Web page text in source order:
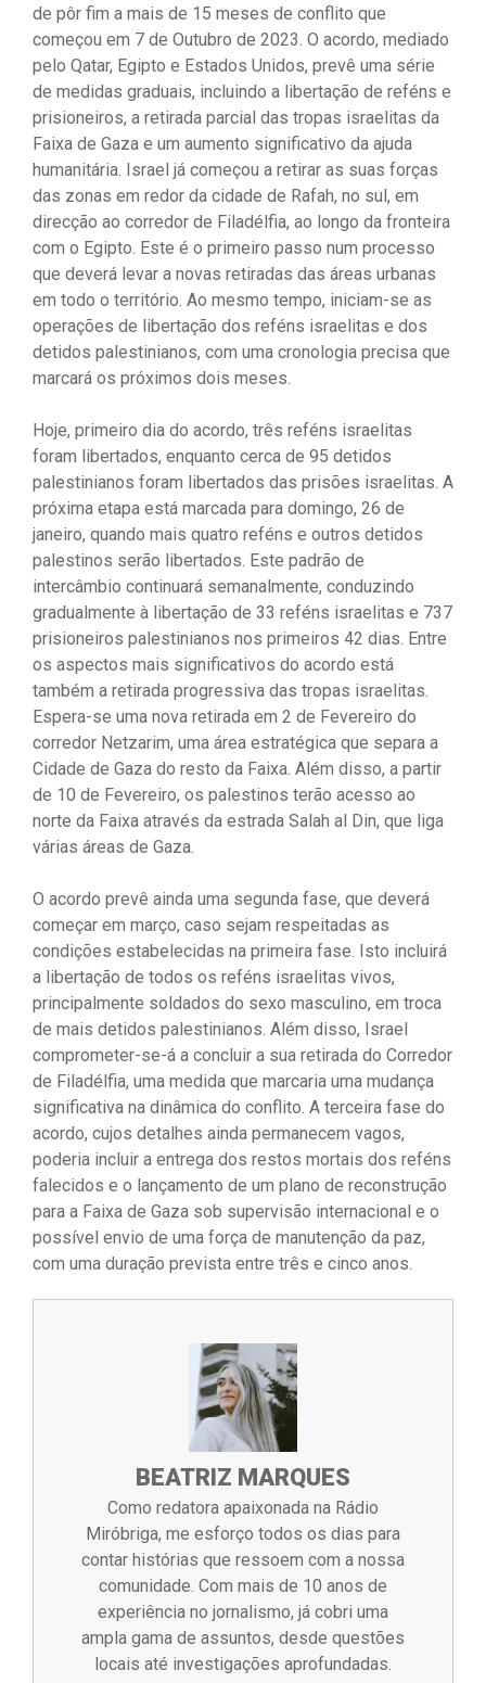
de pôr fim a mais de 15 meses de conflito que
começou em 7 de Outubro de 2023. O acordo, mediado
pelo Qatar, Egipto e Estados Unidos, prevê uma série
de medidas graduais, incluindo a libertação de reféns e
prisioneiros, a retirada parcial das tropas israelitas da
Faixa de Gaza e um aumento significativo da ajuda
humanitária. Israel já começou a retirar as suas forças
das zonas em redor da cidade de Rafah, no sul, em
direcção ao corredor de Filadélfia, ao longo da fronteira
com o Egipto. Este é o primeiro passo num processo
que deverá levar a novas retiradas das áreas urbanas
em todo o território. Ao mesmo tempo, iniciam-se as
operações de libertação dos reféns israelitas e dos
detidos palestinianos, com uma cronologia precisa que
marcará os próximos dois meses.
Hoje, primeiro dia do acordo, três reféns israelitas
foram libertados, enquanto cerca de 95 detidos
palestinianos foram libertados das prisões israelitas. A
próxima etapa está marcada para domingo, 26 de
janeiro, quando mais quatro reféns e outros detidos
palestinos serão libertados. Este padrão de
intercâmbio continuará semanalmente, conduzindo
gradualmente à libertação de 33 reféns israelitas e 737
prisioneiros palestinianos nos primeiros 42 dias. Entre
os aspectos mais significativos do acordo está
também a retirada progressiva das tropas israelitas.
Espera-se uma nova retirada em 2 de Fevereiro do
corredor Netzarim, uma área estratégica que separa a
Cidade de Gaza do resto da Faixa. Além disso, a partir
de 10 de Fevereiro, os palestinos terão acesso ao
norte da Faixa através da estrada Salah al Din, que liga
várias áreas de Gaza.
O acordo prevê ainda uma segunda fase, que deverá
começar em março, caso sejam respeitadas as
condições estabelecidas na primeira fase. Isto incluirá
a libertação de todos os reféns israelitas vivos,
principalmente soldados do sexo masculino, em troca
de mais detidos palestinianos. Além disso, Israel
comprometer-se-á a concluir a sua retirada do Corredor
de Filadélfia, uma medida que marcaria uma mudança
significativa na dinâmica do conflito. A terceira fase do
acordo, cujos detalhes ainda permanecem vagos,
poderia incluir a entrega dos restos mortais dos reféns
falecidos e o lançamento de um plano de reconstrução
para a Faixa de Gaza sob supervisão internacional e o
possível envio de uma força de manutenção da paz,
com uma duração prevista entre três e cinco anos.
BEATRIZ MARQUES
Como redatora apaixonada na Rádio
Miróbriga, me esforço todos os dias para
contar histórias que ressoem com a nossa
comunidade. Com mais de 10 anos de
experiência no jornalismo, já cobri uma
ampla gama de assuntos, desde questões
locais até investigações aprofundadas.